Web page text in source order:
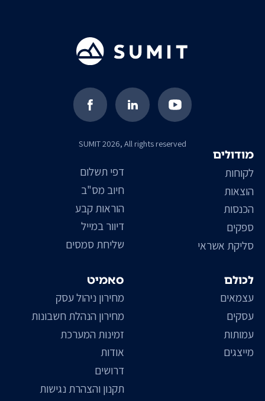
SUMIT 2026, All rights reserved
סאמיט
מחירון ניהול עסק
מחירון הנהלת חשבונות
זמינות המערכת
אודות
דרושים
תקנון והצהרת נגישות
דפי תשלום
חיוב מס"ב
הוראות קבע
דיוור במייל
שליחת סמסים
מודולים
לקוחות
הוצאות
הכנסות
ספקים
סליקת אשראי
לכולם
עצמאים
עסקים
עמותות
מייצגים